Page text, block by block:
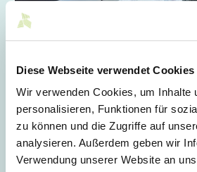
Diese Webseite verwendet Cookies
Wir verwenden Cookies, um Inhalte
personalisieren, Funktionen für
zu können und die Zugriffe auf
analysieren. Außerdem geben wir
Verwendung unserer Website an
24.02.2026// Innovation + Nachhaltigkeit
Fabulose: Vegane und
Fabulose ist ein von der EU
von den Deutschen Instituten für
Faserforschung (DITF) koordiniert
besteht aus führenden